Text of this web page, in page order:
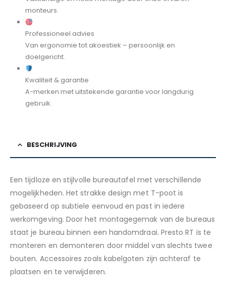
monteurs.
Professioneel advies
Van ergonomie tot akoestiek – persoonlijk en
doelgericht.
Kwaliteit & garantie
A-merken met uitstekende garantie voor langdurig
gebruik.
BESCHRIJVING
Een tijdloze en stijlvolle bureautafel met verschillende
mogelijkheden. Het strakke design met T-poot is
gebaseerd op subtiele eenvoud en past in iedere
werkomgeving. Door het montagegemak van de bureaus
staat je bureau binnen een handomdraai. Presto RT is te
monteren en demonteren door middel van slechts twee
bouten. Accessoires zoals kabelgoten zijn achteraf te
plaatsen en te verwijderen.